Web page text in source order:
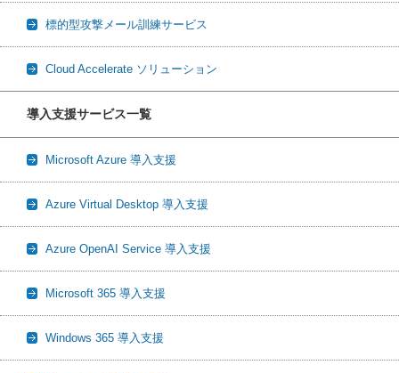
標的型攻撃メール訓練サービス
Cloud Accelerate ソリューション
導入支援サービス一覧
Microsoft Azure 導入支援
Azure Virtual Desktop 導入支援
Azure OpenAI Service 導入支援
Microsoft 365 導入支援
Windows 365 導入支援